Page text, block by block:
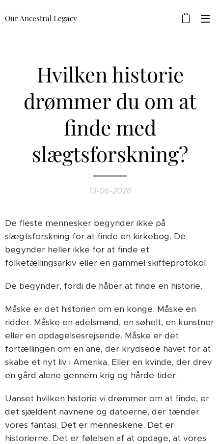
Our Ancestral Legacy
Hvilken historie
drømmer du om at
finde med
slægtsforskning?
13-06-2026
De fleste mennesker begynder ikke på
slægtsforskning for at finde en kirkebog. De
begynder heller ikke for at finde et
folketællingsarkiv eller en gammel skifteprotokol.
De begynder, fordi de håber at finde en historie.
Måske er det historien om en konge. Måske en
ridder. Måske en adelsmand, en søhelt, en kunstner
eller en opdagelsesrejsende. Måske er det
fortællingen om en ane, der krydsede havet for at
skabe et nyt liv i Amerika. Eller en kvinde, der drev
en gård alene gennem krig og hårde tider.
Uanset hvilken historie vi drømmer om at finde, er
det sjældent navnene og datoerne, der tænder
vores fantasi. Det er menneskene. Det er
historierne. Det er følelsen af at opdage, at vores